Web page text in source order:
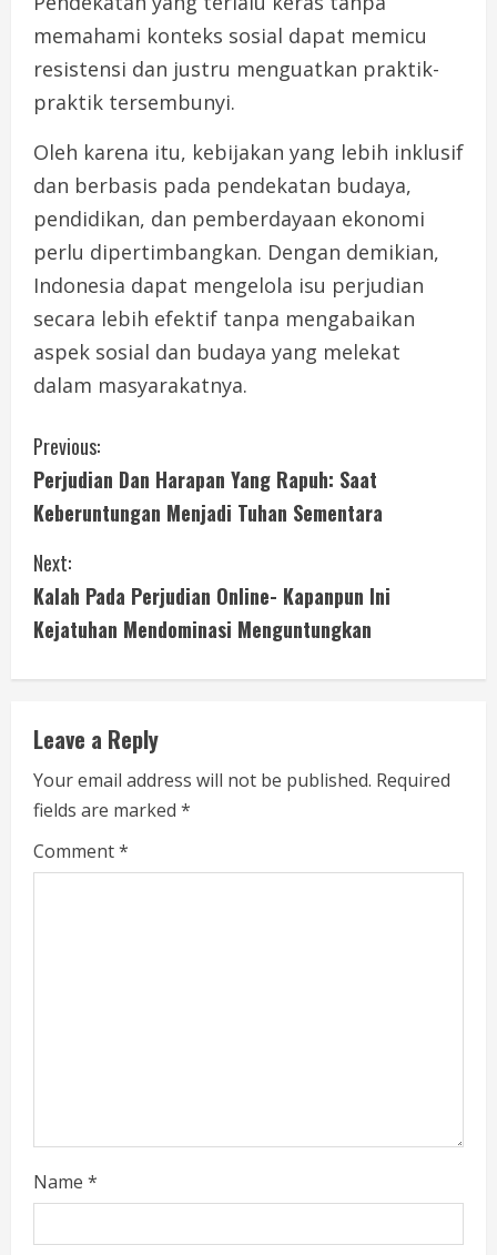
memahami konteks sosial dapat memicu
resistensi dan justru menguatkan praktik-
praktik tersembunyi.
Oleh karena itu, kebijakan yang lebih inklusif
dan berbasis pada pendekatan budaya,
pendidikan, dan pemberdayaan ekonomi
perlu dipertimbangkan. Dengan demikian,
Indonesia dapat mengelola isu perjudian
secara lebih efektif tanpa mengabaikan
aspek sosial dan budaya yang melekat
dalam masyarakatnya.
C
o
n
t
i
n
u
e
R
e
Previous:
Perjudian Dan Harapan Yang Rapuh: Saat
Keberuntungan Menjadi Tuhan Sementara
Next:
Kalah Pada Perjudian Online- Kapanpun Ini
Kejatuhan Mendominasi Menguntungkan
Leave a Reply
Your email address will not be published. Required
fields are marked *
Comment*
Name *